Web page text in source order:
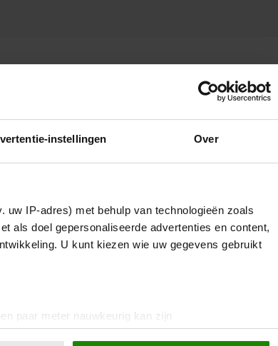
instellingen Over
uw IP-adres) met behulp van technologieën zoals
als doel gepersonaliseerde advertenties en content,
U kunt kiezen wie uw gegevens gebruikt
paar meter nauwkeurig kan zijn
eigenschappen (fingerprinting)